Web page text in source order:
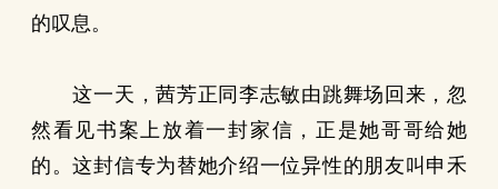
的叹息。
这一天，茜芳正同李志敏由跳舞场回来，忽
然看见书案上放着一封家信，正是她哥哥给她
的。这封信专为替她介绍一位异性的朋友叫申禾